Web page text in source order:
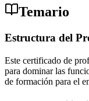
Temario
Estructura del
Este certificado de
para dominar las
de formación para el